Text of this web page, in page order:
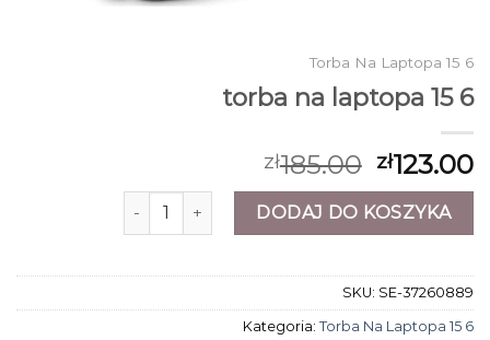
Torba Na Laptopa 15 6
torba na laptopa 15 6
zł185.00 zł123.00
ilość torba na laptopa 15 6DODAJ DO KOSZYKA
SKU: SE-37260889
Kategoria: Torba Na Laptopa 15 6